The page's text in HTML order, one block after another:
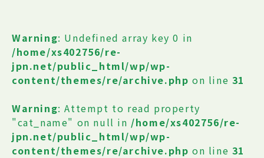
Warning: Undefined array key 0 in
/home/xs402756/re-
jpn.net/public_html/wp/wp-
content/themes/re/archive.php on line 31
Warning: Attempt to read property
"cat_name" on null in /home/xs402756/re-
jpn.net/public_html/wp/wp-
content/themes/re/archive.php on line 31